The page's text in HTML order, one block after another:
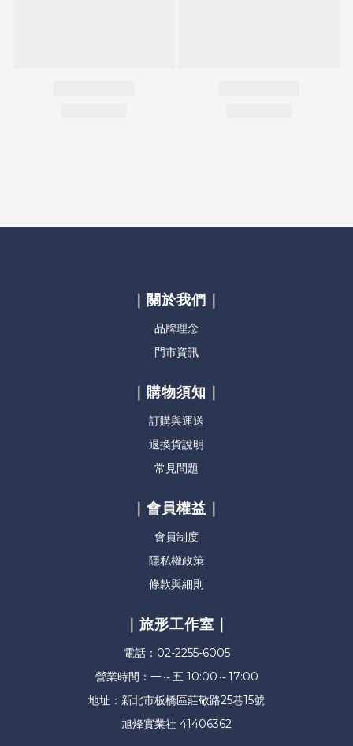
｜關於我們｜
品牌理念
門市資訊
｜購物須知｜
訂購與運送
退換貨說明
常見問題
｜會員權益｜
會員制度
隱私權政策
條款與細則
｜旅形工作室｜
電話：02-2255-6005
營業時間：一～五 10:00～17:00
地址：新北市板橋區莊敬路25巷15號
旭烽實業社 41406362